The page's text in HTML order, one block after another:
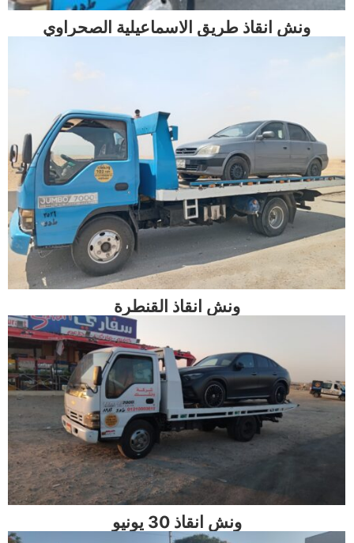
ونش انقاذ طريق الاسماعيلية الصحراوي
ونش انقاذ القنطرة
ونش انقاذ 30 يونيو